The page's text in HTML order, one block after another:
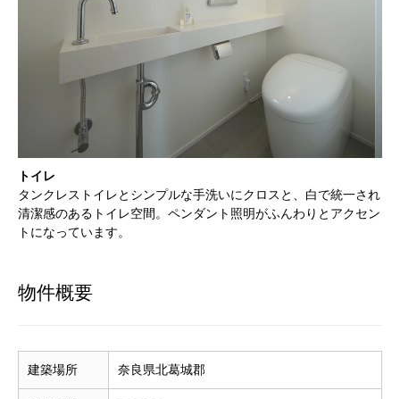
トイレ
タンクレストイレとシンプルな手洗いにクロスと、白で統一され
清潔感のあるトイレ空間。ペンダント照明がふんわりとアクセン
トになっています。
物件概要
建築場所 奈良県北葛城郡